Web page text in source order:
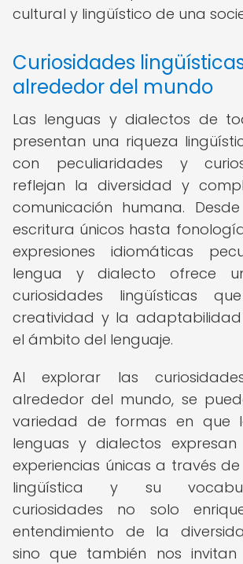
cultural y lingüístico de una
Curiosidades
alrededor del mundo
Las lenguas y dialectos de
presentan una riqueza
con peculiaridades y
reflejan la diversidad y
comunicación humana.
escritura únicos hasta
expresiones idiomáticas
lengua y dialecto ofrece
curiosidades lingüísticas
creatividad y la
el ámbito del lenguaje.
Al explorar las
alrededor del mundo, se
variedad de formas en que
lenguas y dialectos
experiencias únicas a través
lingüística y su
curiosidades no solo
entendimiento de la
sino que también nos invitan